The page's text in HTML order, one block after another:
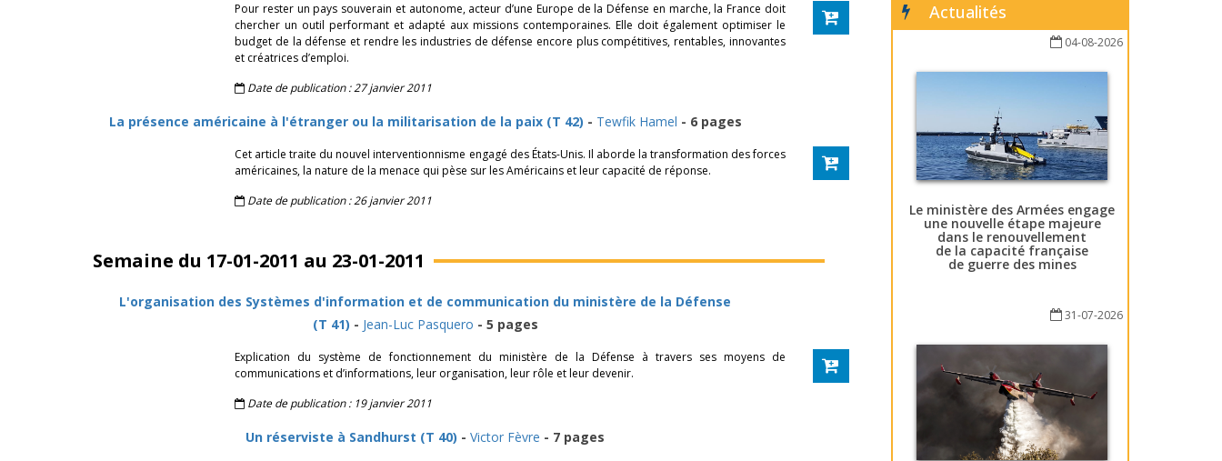
Pour rester un pays souverain et autonome, acteur d’une Europe de la Défense en marche, la France doit
chercher un outil performant et adapté aux missions contemporaines. Elle doit également optimiser le
budget de la défense et rendre les industries de défense encore plus compétitives, rentables, innovantes
et créatrices d’emploi.
Date de publication : 27 janvier 2011
La présence américaine à l'étranger ou la militarisation de la paix (T 42) - Tewfik Hamel - 6 pages
Cet article traite du nouvel interventionnisme engagé des États-Unis. Il aborde la transformation des forces
américaines, la nature de la menace qui pèse sur les Américains et leur capacité de réponse.
Date de publication : 26 janvier 2011
Semaine du 17-01-2011 au 23-01-2011
L'organisation des Systèmes d'information et de communication du ministère de la Défense
(T 41) - Jean-Luc Pasquero - 5 pages
Explication du système de fonctionnement du ministère de la Défense à travers ses moyens de
communications et d’informations, leur organisation, leur rôle et leur devenir.
Date de publication : 19 janvier 2011
Un réserviste à Sandhurst (T 40) -Victor Fèvre - 7 pages
Actualités
04-08-2026
Le ministère des Armées engage
une nouvelle étape majeure
dans le renouvellement
de la capacité française
de guerre des mines
31-07-2026